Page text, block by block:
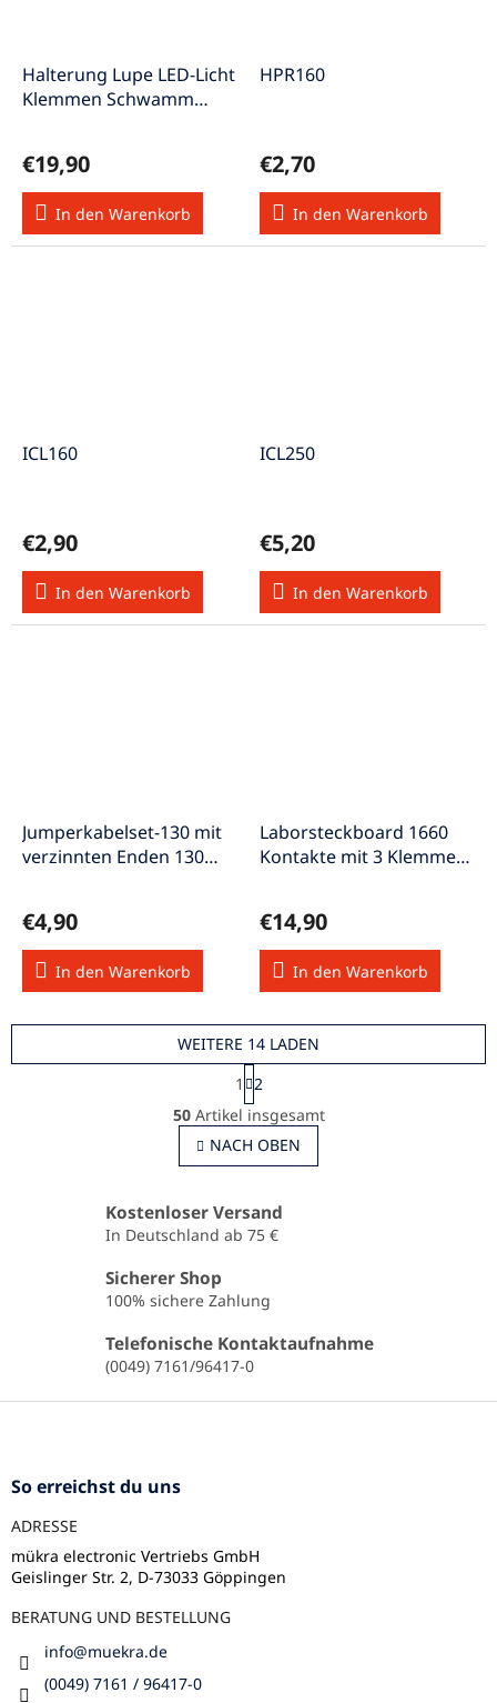
Halterung Lupe LED-Licht
Klemmen Schwamm
€19,90
In den Warenkorb
HPR160
€2,70
In den Warenkorb
ICL160
€2,90
In den Warenkorb
ICL250
€5,20
In den Warenkorb
Jumperkabelset-130 mit
verzinnten Enden 130
€4,90
In den Warenkorb
Laborsteckboard 1660
Kontakte mit 3 Klemmen
€14,90
In den Warenkorb
S
t
e
u
r
e
m
e
n
t
e
d
e
WEITERE 14 LADEN
P
a
g
i
n
i
r
u
n
1
2
50Artikel insgesamt
NACH OBEN
Kostenloser Versand
In Deutschland ab 75 €
Sicherer Shop
100% sichere Zahlung
Telefonische Kontaktaufnahme
(0049) 7161/96417-0
F
So erreichst du uns
ADRESSE
mükra electronic Vertriebs GmbH
Geislinger Str. 2, D-73033 Göppingen
BERATUNG UND BESTELLUNG
info@muekra.de
(0049) 7161 / 96417-0